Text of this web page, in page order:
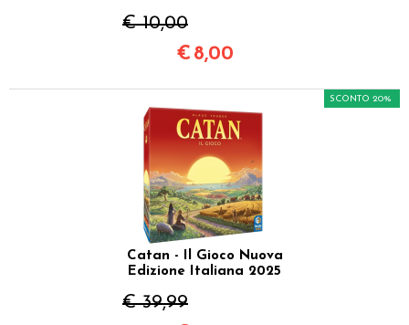
€ 10,00
€ 8,00
Catan - Il Gioco Nuova
Edizione Italiana 2025
€ 39,99
SCONTO 20%